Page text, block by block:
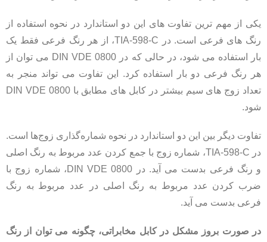
یکی از مهم ترین تفاوت های این دو استاندارد در نحوه استفاده از
رنگ های فرعی است. در TIA-598-C، از هر رنگ فرعی فقط یک
بار استفاده می شود، در حالی که در DIN VDE 0800 می توان از
هر رنگ فرعی دو بار استفاده کرد. این تفاوت می تواند منجر به
تعداد زوج های سیم بیشتر در کابل های مطابق با DIN VDE 0800
شود.
تفاوت دیگر بین این دو استاندارد در نحوه شماره‌گذاری زوج‌ها است.
در TIA-598-C، شماره زوج با جمع کردن عدد مربوط به رنگ اصلی
و رنگ فرعی بدست می آید. در DIN VDE 0800، شماره زوج با
ضرب کردن عدد مربوط به رنگ اصلی در عدد مربوط به رنگ
فرعی بدست می آید.
در صورت بروز مشکل در کابل مخابراتی، چگونه می توان از رنگ